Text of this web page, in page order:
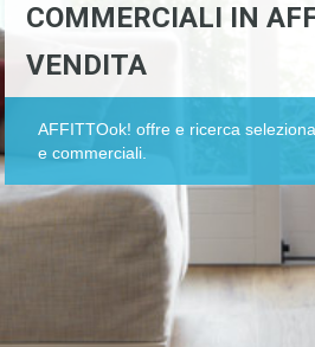
COMMERCIALI IN
VENDITA
AFFITTOok! offre e ricerca
e commerciali.